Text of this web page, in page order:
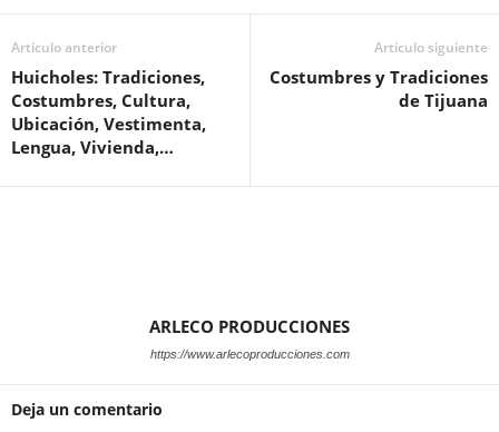
Artículo anterior
Huicholes: Tradiciones,
Costumbres, Cultura,
Ubicación, Vestimenta,
Lengua, Vivienda,…
Artículo siguiente
Costumbres y Tradiciones
de Tijuana
ARLECO PRODUCCIONES
https://www.arlecoproducciones.com
Deja un comentario